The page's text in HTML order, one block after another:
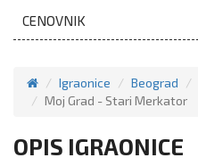
CENOVNIK
Igraonice Beograd
Moj Grad - Stari Merkator
OPIS IGRAONICE